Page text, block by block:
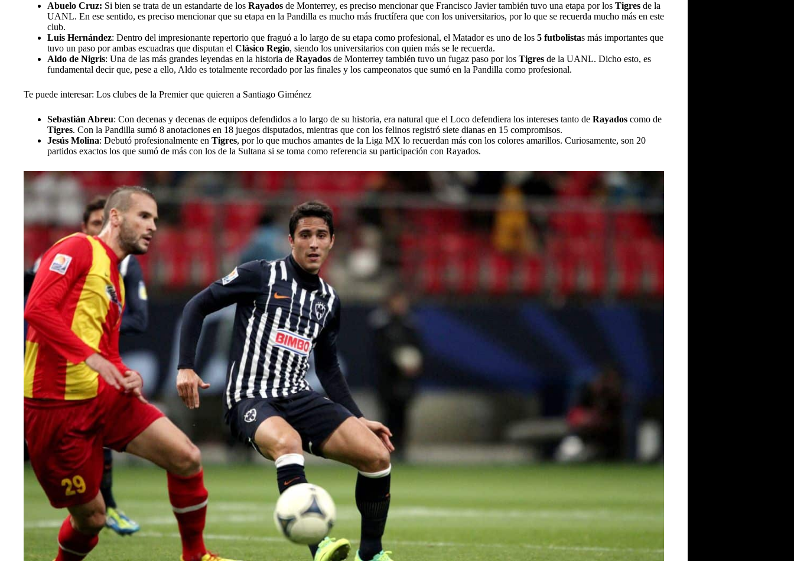
Abuelo Cruz: Si bien se trata de un estandarte de los Rayados de Monterrey, es preciso mencionar que Francisco Javier también tuvo una etapa por los Tigres de la
UANL. En ese sentido, es preciso mencionar que su etapa en la Pandilla es mucho más fructífera que con los universitarios, por lo que se recuerda mucho más en este
club.
Luis Hernández: Dentro del impresionante repertorio que fraguó a lo largo de su etapa como profesional, el Matador es uno de los 5 futbolistas más importantes que
tuvo un paso por ambas escuadras que disputan el Clásico Regio, siendo los universitarios con quien más se le recuerda.
Aldo de Nigris: Una de las más grandes leyendas en la historia de Rayados de Monterrey también tuvo un fugaz paso por los Tigres de la UANL. Dicho esto, es
fundamental decir que, pese a ello, Aldo es totalmente recordado por las finales y los campeonatos que sumó en la Pandilla como profesional.
Te puede interesar: Los clubes de la Premier que quieren a Santiago Giménez
Sebastián Abreu: Con decenas y decenas de equipos defendidos a lo largo de su historia, era natural que el Loco defendiera los intereses tanto de Rayados como de
Tigres. Con la Pandilla sumó 8 anotaciones en 18 juegos disputados, mientras que con los felinos registró siete dianas en 15 compromisos.
Jesús Molina: Debutó profesionalmente en Tigres, por lo que muchos amantes de la Liga MX lo recuerdan más con los colores amarillos. Curiosamente, son 20
partidos exactos los que sumó de más con los de la Sultana si se toma como referencia su participación con Rayados.